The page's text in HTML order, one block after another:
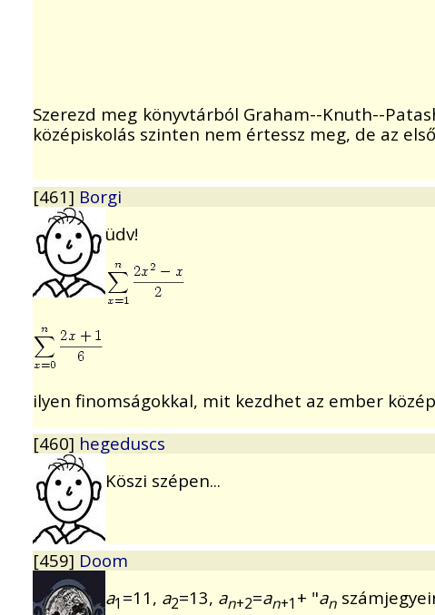
Szerezd meg könyvtárból Graham--Knuth--
középiskolás szinten nem értessz meg, de az
[461] Borgi
üdv!
ilyen finomságokkal, mit kezdhet az ember
[460] hegeduscs
Köszi szépen...
[459] Doom
a1 =11, a2=13, an+2=an+1 + "an